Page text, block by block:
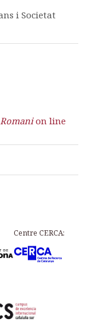
i Societat
on line
Centre CERCA: